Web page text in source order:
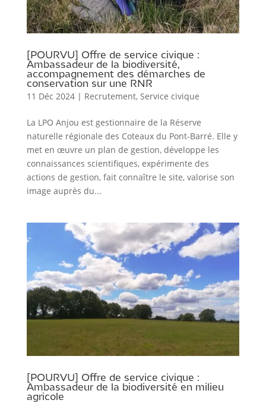
[POURVU] Offre de service civique :
Ambassadeur de la biodiversité,
accompagnement des démarches de
conservation sur une RNR
11 Déc 2024| Recrutement, Service civique
La LPO Anjou est gestionnaire de la Réserve
naturelle régionale des Coteaux du Pont-Barré. Elle y
met en œuvre un plan de gestion, développe les
connaissances scientifiques, expérimente des
actions de gestion, fait connaître le site, valorise son
image auprès du...
[POURVU] Offre de service civique :
Ambassadeur de la biodiversité en milieu
agricole